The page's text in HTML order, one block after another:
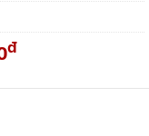
đ